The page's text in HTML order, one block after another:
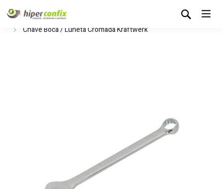
Início Loja Hipertintas
Chaves
Chave Boca / Luneta Cromada Kraftwerk